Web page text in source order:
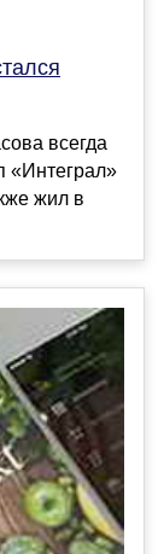
всегда
«Интеграл»
жил в